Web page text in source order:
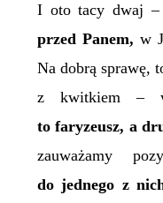
I oto tacy dwaj
przed Panem, w
Na dobrą sprawę,
z kwitkiem –
to faryzeusz, a
zauważamy
do jednego z